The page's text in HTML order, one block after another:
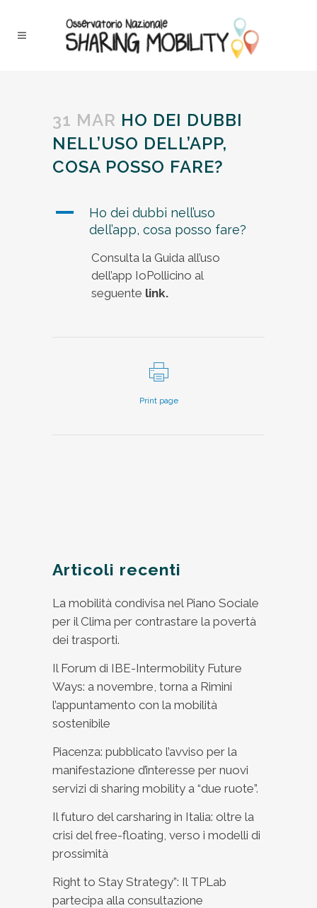
31 MAR HO DEI DUBBI
NELL’USO DELL’APP,
COSA POSSO FARE?
A
Ho dei dubbi nell’uso
dell’app, cosa posso fare?
Consulta la Guida all’uso
dell’app IoPollicino al
seguente link.
Print page
Articoli recenti
La mobilità condivisa nel Piano Sociale
per il Clima per contrastare la povertà
dei trasporti.
Il Forum di IBE-Intermobility Future
Ways: a novembre, torna a Rimini
l’appuntamento con la mobilità
sostenibile
Piacenza: pubblicato l’avviso per la
manifestazione d’interesse per nuovi
servizi di sharing mobility a “due ruote”.
Il futuro del carsharing in Italia: oltre la
crisi del free-floating, verso i modelli di
prossimità
Right to Stay Strategy”: Il TPLab
partecipa alla consultazione